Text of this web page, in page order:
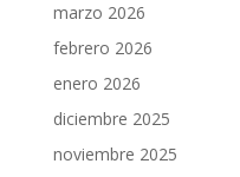
marzo 2026
febrero 2026
enero 2026
diciembre 2025
noviembre 2025